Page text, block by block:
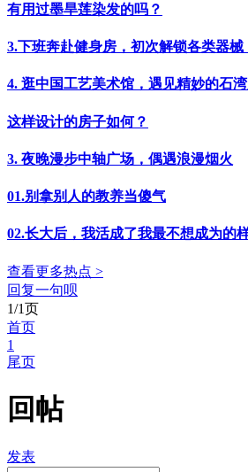
有用过墨旱莲染发的吗？
3.下班奔赴健身房，初次解锁各类器械
4. 逛中国工艺美术馆，遇见精妙的石
这样设计的房子如何？
3. 夜晚漫步中轴广场，偶遇浪漫烟火
01.别拿别人的教养当傻气
02.长大后，我活成了我最不想成为的
查看更多热点 >
回复一句呗
1/1页
首页
1
尾页
回帖
发表